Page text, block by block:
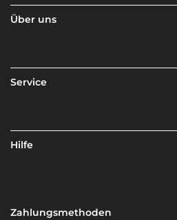
Über uns
Service
Hilfe
Zahlungsmethoden